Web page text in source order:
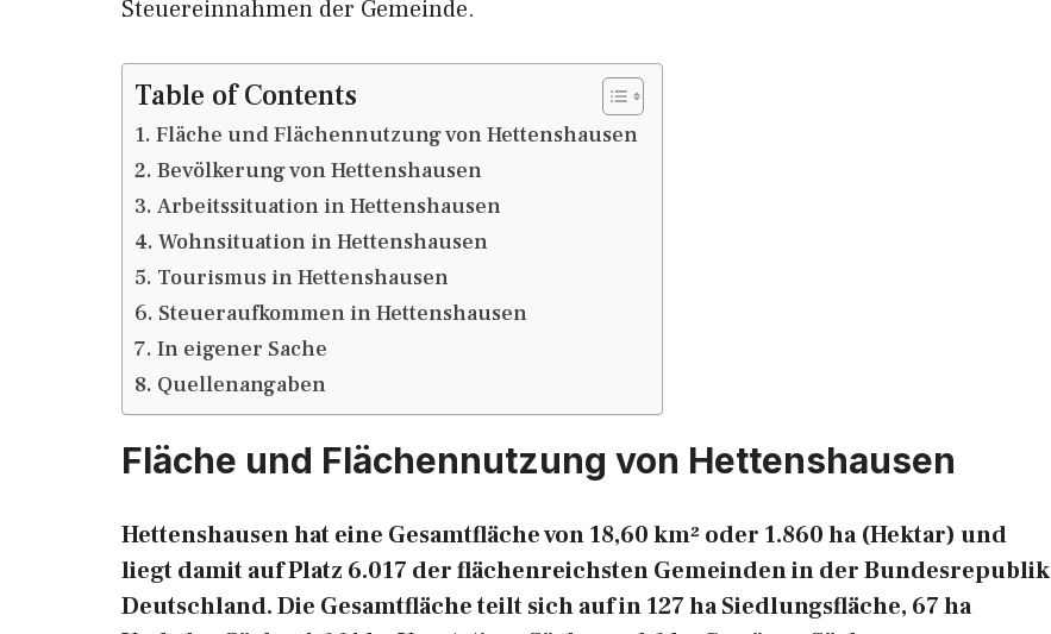
Steuereinnahmen der Gemeinde.
Table of Contents
Fläche und Flächennutzung von Hettenshausen
Bevölkerung von Hettenshausen
Arbeitssituation in Hettenshausen
Wohnsituation in Hettenshausen
Tourismus in Hettenshausen
Steueraufkommen in Hettenshausen
In eigener Sache
Quellenangaben
Fläche und Flächennutzung von Hettenshausen
Hettenshausen hat eine Gesamtfläche von 18,60 km² oder 1.860 ha (Hektar) und
liegt damit auf Platz 6.017 der flächenreichsten Gemeinden in der Bundesrepublik
Deutschland. Die Gesamtfläche teilt sich auf in 127 ha Siedlungsfläche, 67 ha